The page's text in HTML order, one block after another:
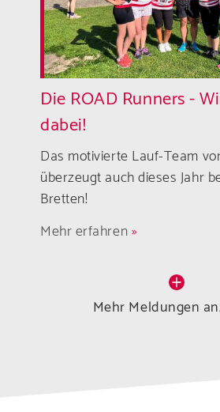
Die ROAD Runners -
dabei!
Das motivierte Lauf-Team
überzeugt auch dieses Jahr
Bretten!
Mehr erfahren»
Mehr Meldungen